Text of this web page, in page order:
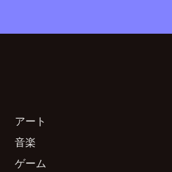
アート
音楽
ゲーム